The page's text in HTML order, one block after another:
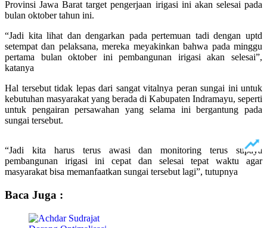
Provinsi Jawa Barat target pengerjaan irigasi ini akan selesai pada
bulan oktober tahun ini.
“Jadi kita lihat dan dengarkan pada pertemuan tadi dengan uptd
setempat dan pelaksana, mereka meyakinkan bahwa pada minggu
pertama bulan oktober ini pembangunan irigasi akan selesai”,
katanya
Hal tersebut tidak lepas dari sangat vitalnya peran sungai ini untuk
kebutuhan masyarakat yang berada di Kabupaten Indramayu, seperti
untuk pengairan persawahan yang selama ini bergantung pada
sungai tersebut.
“Jadi kita harus terus awasi dan monitoring terus supaya
pembangunan irigasi ini cepat dan selesai tepat waktu agar
masyarakat bisa memanfaatkan sungai tersebut lagi”, tutupnya
Baca Juga :